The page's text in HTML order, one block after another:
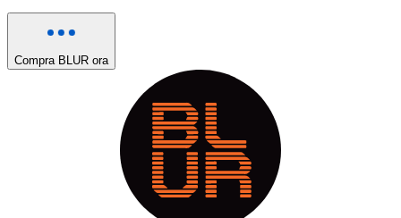
Compra BLUR ora